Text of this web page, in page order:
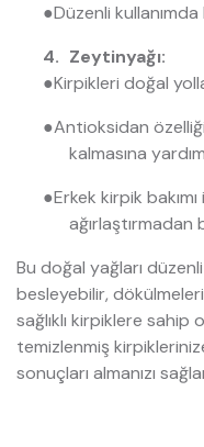
●Düzenli
Zeytinyağı:
●Kirpikleri doğal
●Antioksidan
kalmasına
●Erkek kirpik
ağırlaştırmadan
Bu doğal yağları
besleyebilir,
sağlıklı kirpiklere sahip
temizlenmiş
sonuçları almanızı